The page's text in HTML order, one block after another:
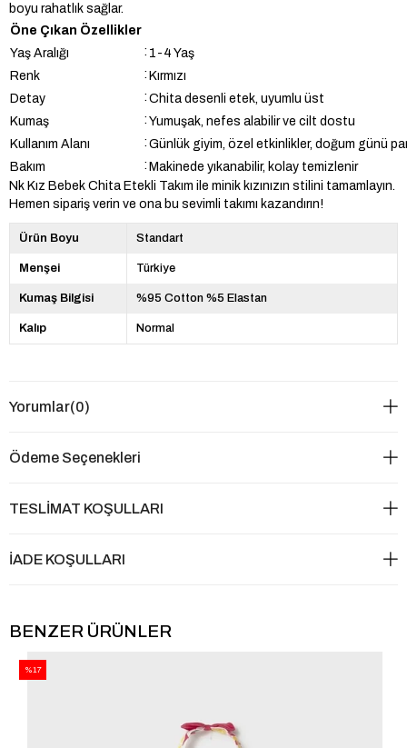
boyu rahatlık sağlar.
Öne Çıkan Özellikler
Yaş Aralığı
: 1-4 Yaş
Renk
: Kırmızı
Detay
: Chita desenli etek, uyumlu üst
Kumaş
: Yumuşak, nefes alabilir ve cilt dostu
Kullanım Alanı
: Günlük giyim, özel etkinlikler, doğum günü
Bakım
: Makinede yıkanabilir, kolay temizlenir
Nk Kız Bebek Chita Etekli Takım ile minik kızınızın stilini tamamlayın.
Hemen sipariş verin ve ona bu sevimli takımı kazandırın!
Ürün Boyu Standart
Menşei Türkiye
Kumaş Bilgisi %95 Cotton %5 Elastan
Kalıp Normal
Yorumlar(0)
Ödeme Seçenekleri
TESLİMAT KOŞULLARI
İADE KOŞULLARI
BENZER ÜRÜNLER
%17